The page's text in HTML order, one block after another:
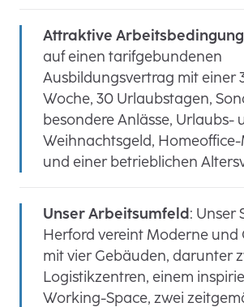
Attraktive
auf einen tarifgebundenen
Ausbildungsvertrag mit einer
Woche, 30 Urlaubstagen,
besondere Anlässe, Urlaubs-
Weihnachtsgeld,
und einer betrieblichen
Unser Arbeitsumfeld: Unser
Herford vereint Moderne und
mit vier Gebäuden, darunter
Logistikzentren, einem
Working-Space, zwei